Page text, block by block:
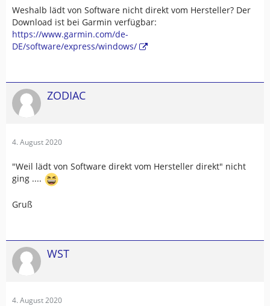
Weshalb lädt von Software nicht direkt vom Hersteller? Der
Download ist bei Garmin verfügbar:
https://www.garmin.com/de-
DE/software/express/windows/
ZODIAC
4. August 2020
"Weil lädt von Software direkt vom Hersteller direkt" nicht
ging ....
Gruß
WST
4. August 2020